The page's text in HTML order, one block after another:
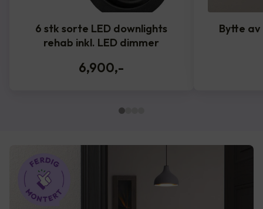
6 stk sorte LED downlights
rehab inkl. LED dimmer
6,900,-
Bytte